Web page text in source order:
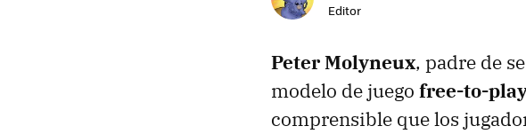
Editor
Peter Molyneux, padre de
modelo de juego free-to-
comprensible que los